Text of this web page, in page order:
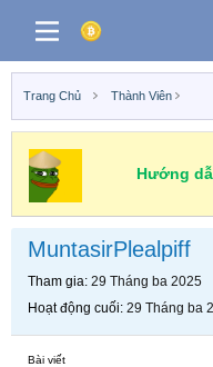
Trang Chủ Thành Viên
Hướng
MuntasirPlealpiff
Tham gia 29 Tháng ba 2025
Hoạt động cuối 29 Tháng ba
Bài viết